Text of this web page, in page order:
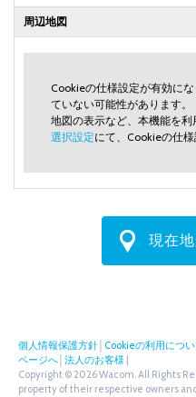
周辺地図
Cookieの仕様設定が有効に
ていない可能性があります。
地図の表示など、本機能を
選択設定にて、Cookieの仕様
現在
個人情報保護方針 Cookieの利用につ
ページへ 法人のお客様
Copyright © 2026 Wacom. All Rights
property of their respective owners